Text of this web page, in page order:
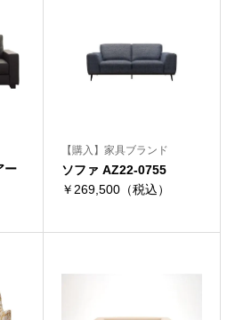
ー
【購入】家具ブランド
ソファ AZ22-0755
￥269,500（税込）